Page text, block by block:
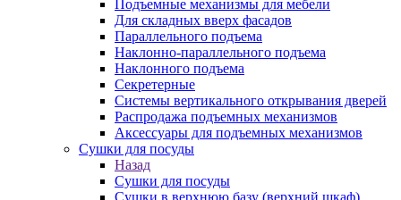
Подъемные механизмы для мебели
Для складных вверх фасадов
Параллельного подъема
Наклонно-параллельного подъема
Наклонного подъема
Секретерные
Системы вертикального открывания дверей
Распродажа подъемных механизмов
Аксессуары для подъемных механизмов
Сушки для посуды
Назад
Сушки для посуды
Сушки в верхнюю базу (верхний шкаф)